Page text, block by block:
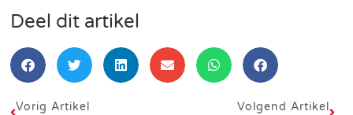
Deel dit artikel
Vorig Artikel Volgend Artikel